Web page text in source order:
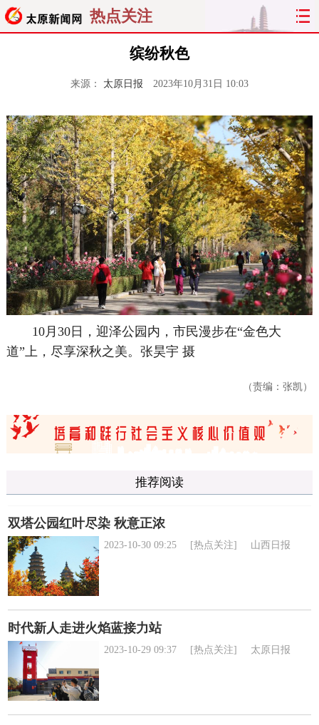
热点关注
缤纷秋色
来源： 太原日报 2023年10月31日 10:03
10月30日，迎泽公园内，市民漫步在“金色大
道”上，尽享深秋之美。张昊宇 摄
（责编：张凯）
推荐阅读
双塔公园红叶尽染 秋意正浓
2023-10-30 09:25 [热点关注] 山西日报
时代新人走进火焰蓝接力站
2023-10-29 09:37 [热点关注] 太原日报